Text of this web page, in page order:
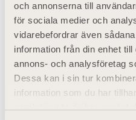
och annonserna till
för sociala medier och
vidarebefordrar även
information från din enhet
annons- och analysföretag
Dessa kan i sin tur
information som du har